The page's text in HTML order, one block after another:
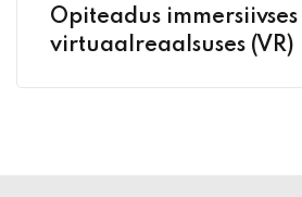
Õpiteadus immersiivses
virtuaalreaalsuses (VR)